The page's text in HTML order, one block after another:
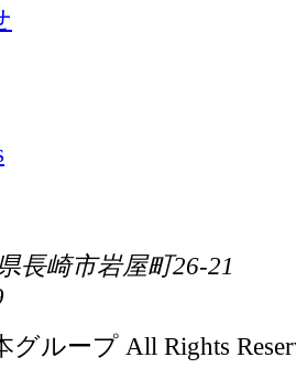
長崎市岩屋町26-21
グループ All Rights